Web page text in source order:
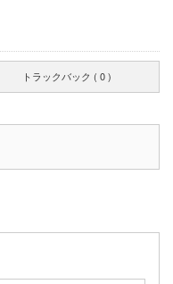
トラックバック ( 0 )